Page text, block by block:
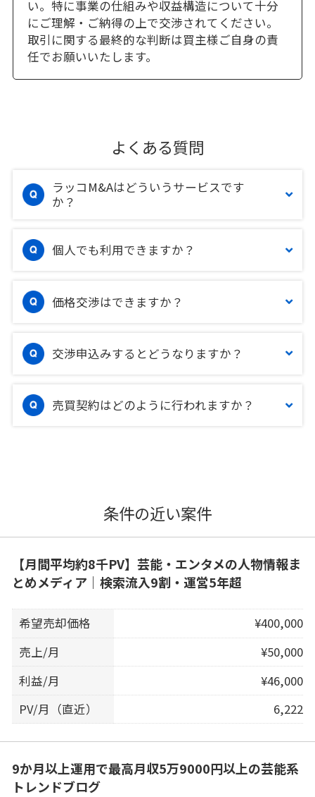
い。特に事業の仕組みや収益構造について十分
にご理解・ご納得の上で交渉されてください。
取引に関する最終的な判断は買主様ご自身の責
任でお願いいたします。
よくある質問
ラッコM&Aはどういうサービスです
か？
個人でも利用できますか？
価格交渉はできますか？
交渉申込みするとどうなりますか？
売買契約はどのように行われますか？
条件の近い案件
【月間平均約8千PV】芸能・エンタメの人物情報ま
とめメディア｜検索流入9割・運営5年超
希望売却価格
¥400,000
売上/月
¥50,000
利益/月
¥46,000
PV/月（直近）
6,222
9か月以上運用で最高月収5万9000円以上の芸能系
トレンドブログ